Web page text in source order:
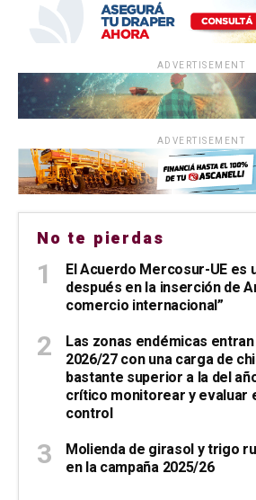
ADVERTISEMENT
ADVERTISEMENT
No te pierdas
El Acuerdo Mercosur-UE es
después en la inserción de
comercio internacional”
Las zonas endémicas
2026/27 con una carga de
bastante superior a la del
crítico monitorear y evaluar
control
Molienda de girasol y trigo
en la campaña 2025/26